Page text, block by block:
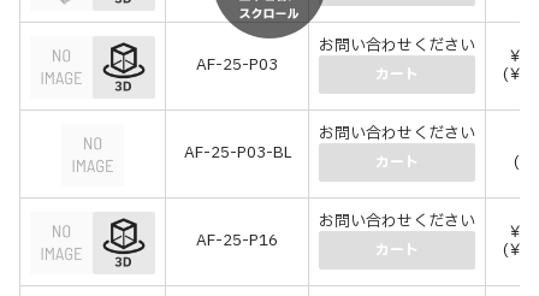
AF-25-P03
お問い合わせください
カート
￥
(￥
AF-25-P03-BL
お問い合わせください
カート (
AF-25-P16
お問い合わせください
カート
￥
(￥